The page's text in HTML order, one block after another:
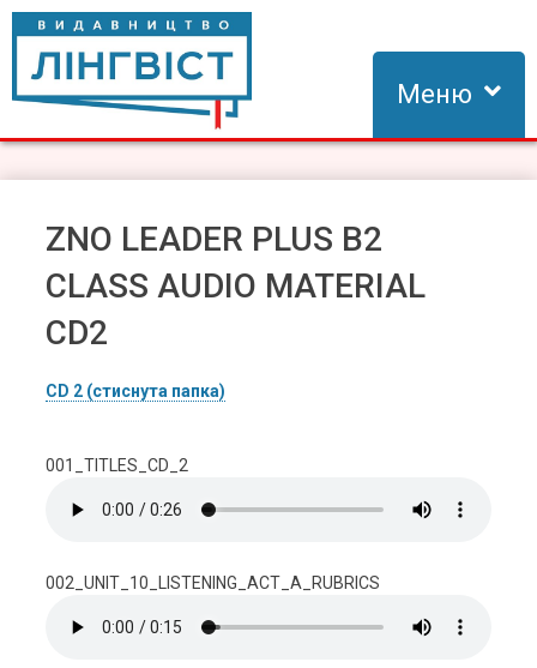
Skip
content
Видавництво Лінгвіст
Видавництво Лінгвіст – адаптація та створення видань для
Меню
ZNO LEADER PLUS B2
CLASS AUDIO MATERIAL
CD2
CD 2 (стиснута папка)
001_TITLES_CD_2
002_UNIT_10_LISTENING_ACT_A_RUBRICS